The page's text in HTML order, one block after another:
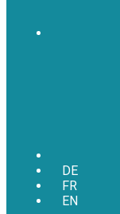
DE
FR
EN